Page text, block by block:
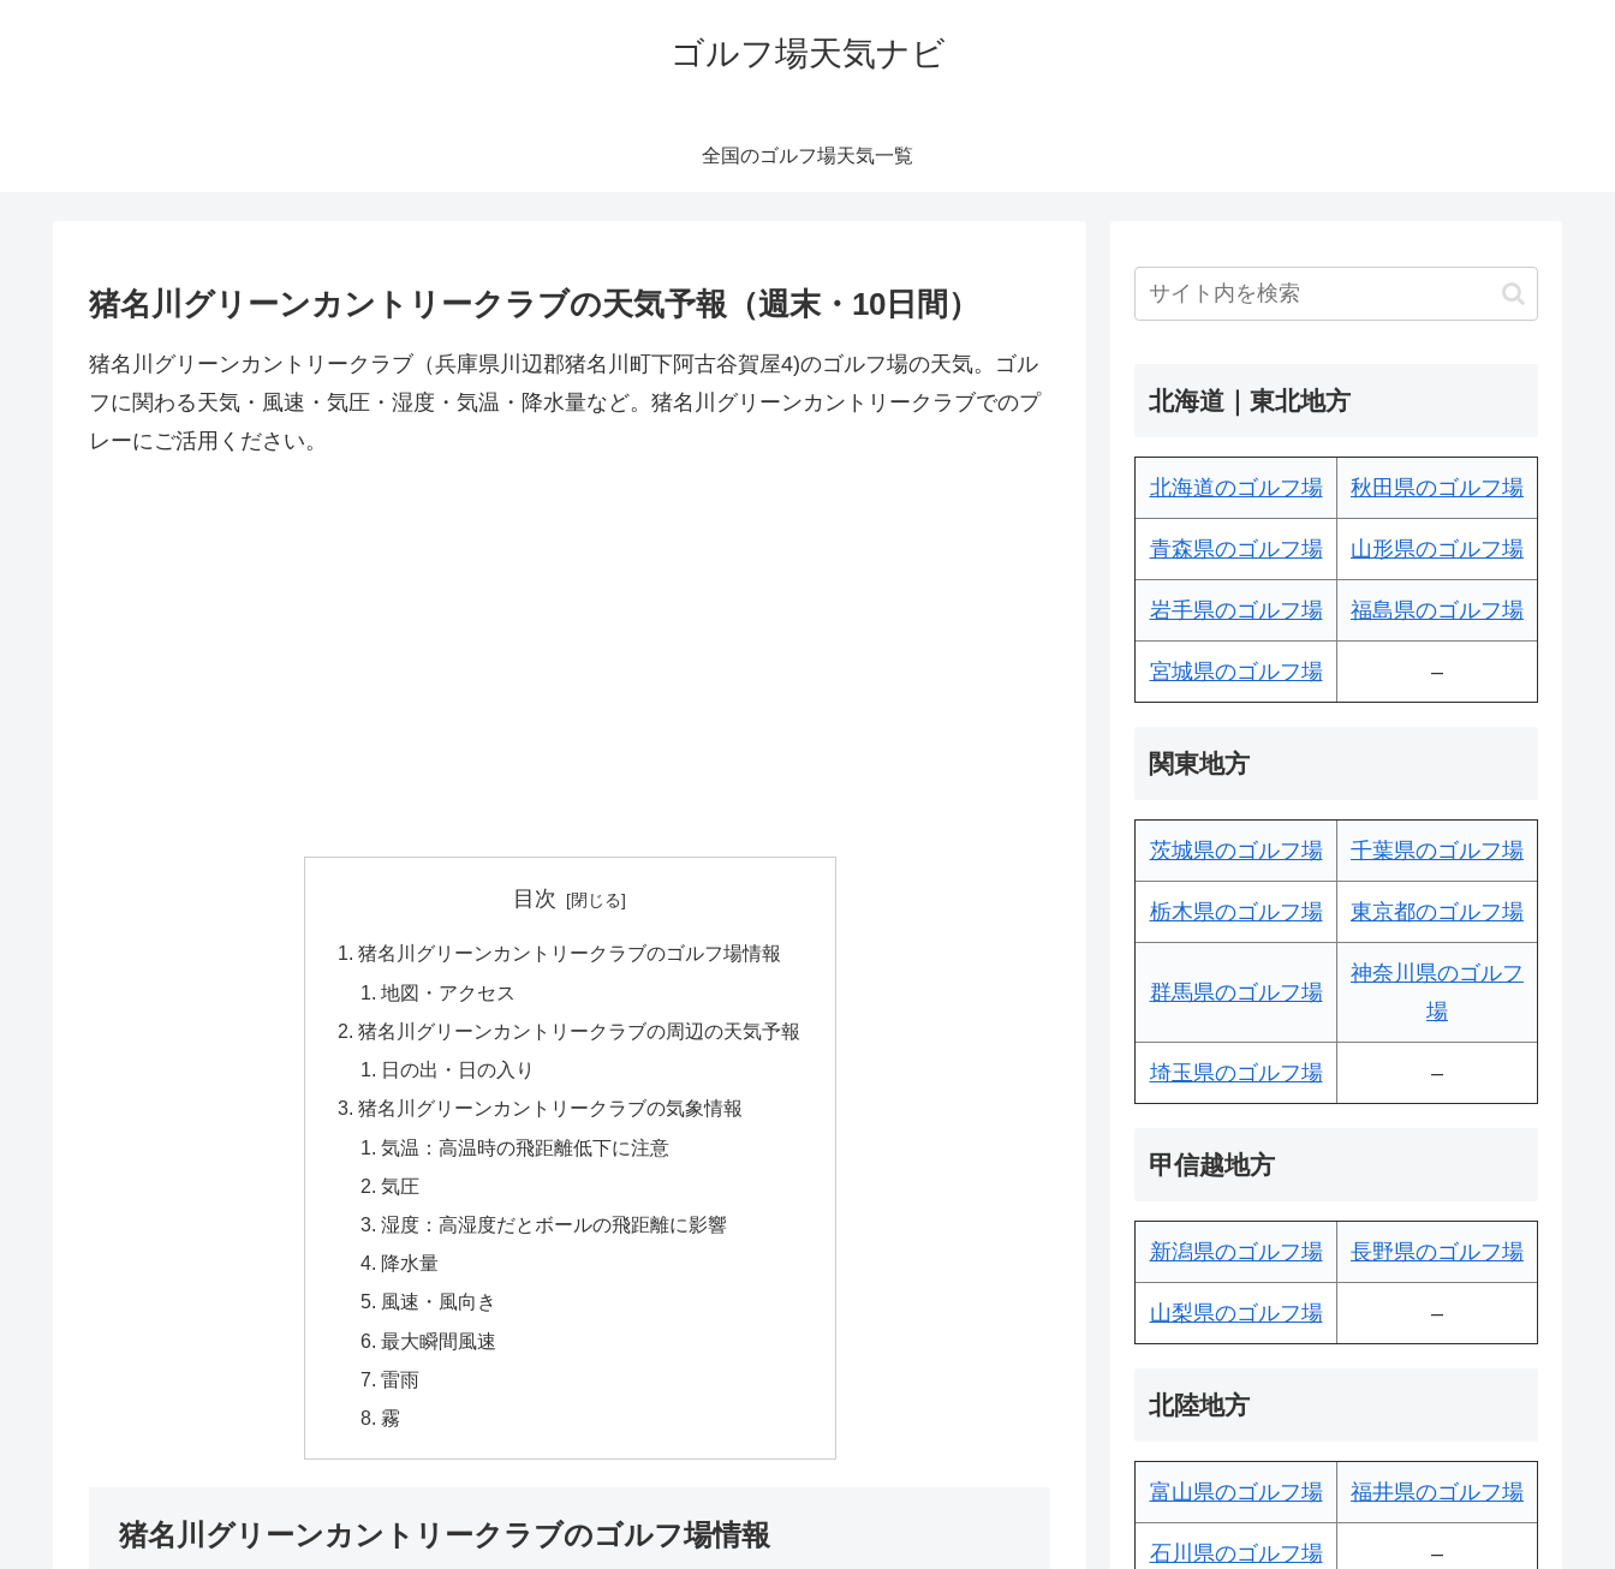
ゴルフ場天気ナビ
全国のゴルフ場天気一覧
猪名川グリーンカントリークラブの天気予報（週末・10日間）
猪名川グリーンカントリークラブ（兵庫県川辺郡猪名川町下阿古谷賀屋4)のゴルフ場の天気。ゴル
フに関わる天気・風速・気圧・湿度・気温・降水量など。猪名川グリーンカントリークラブでのプ
レーにご活用ください。
目次
猪名川グリーンカントリークラブのゴルフ場情報
地図・アクセス
猪名川グリーンカントリークラブの周辺の天気予報
日の出・日の入り
猪名川グリーンカントリークラブの気象情報
気温：高温時の飛距離低下に注意
気圧
湿度：高湿度だとボールの飛距離に影響
降水量
風速・風向き
最大瞬間風速
雷雨
霧
猪名川グリーンカントリークラブのゴルフ場情報
北海道｜東北地方
北海道のゴルフ場 秋田県のゴルフ場
青森県のゴルフ場 山形県のゴルフ場
岩手県のゴルフ場 福島県のゴルフ場
宮城県のゴルフ場 –
関東地方
茨城県のゴルフ場 千葉県のゴルフ場
栃木県のゴルフ場 東京都のゴルフ場
群馬県のゴルフ場
神奈川県のゴルフ
場
埼玉県のゴルフ場 –
甲信越地方
新潟県のゴルフ場 長野県のゴルフ場
山梨県のゴルフ場 –
北陸地方
富山県のゴルフ場 福井県のゴルフ場
石川県のゴルフ場 –